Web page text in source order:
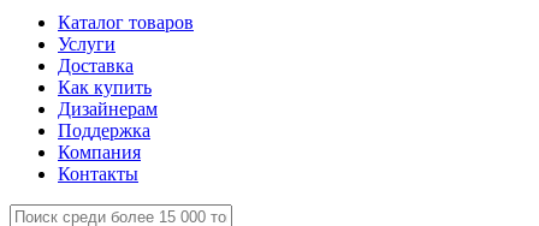
Каталог товаров
Услуги
Доставка
Как купить
Дизайнерам
Поддержка
Компания
Контакты